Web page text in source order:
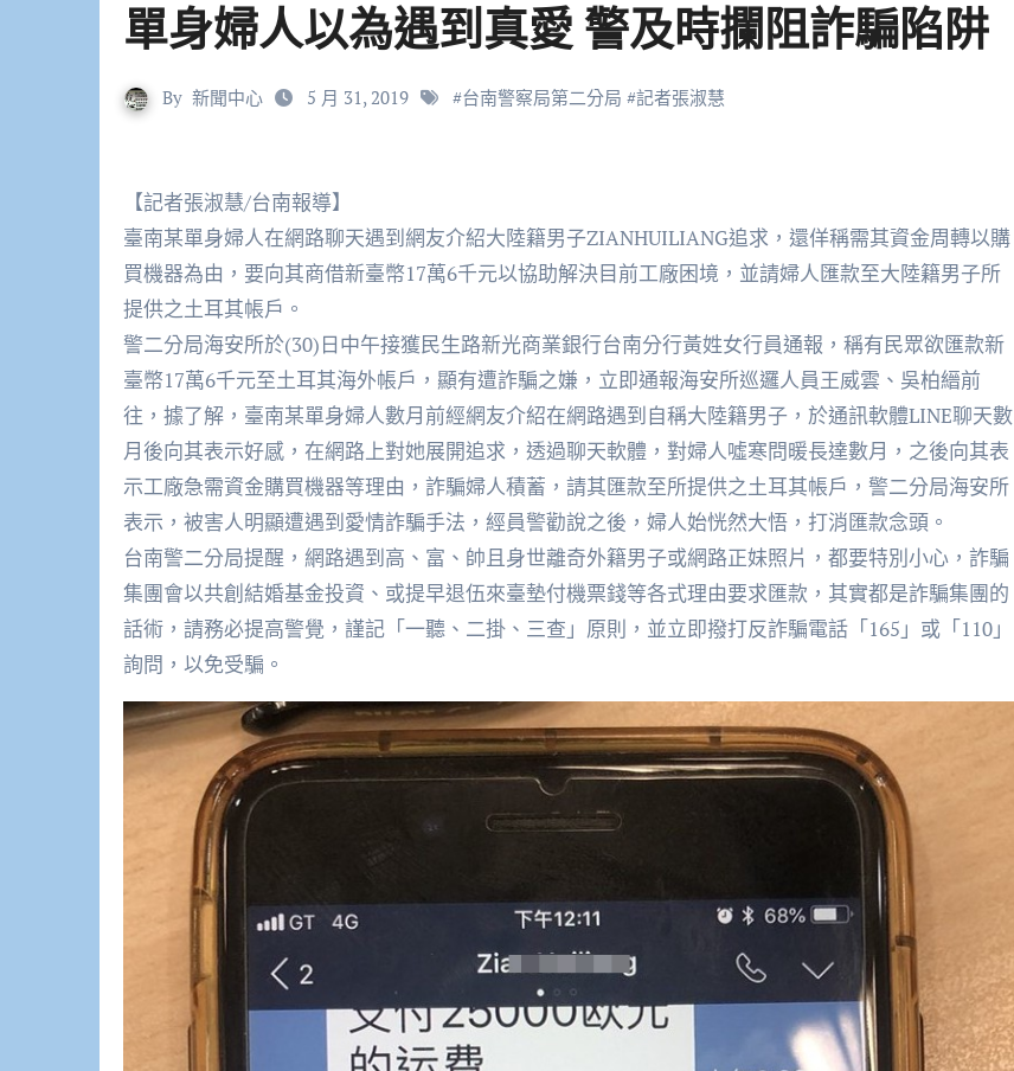
單身婦人以為遇到真愛 警及時攔阻詐騙陷阱
By 新聞中心 5 月 31, 2019 #台南警察局第二分局 #記者張淑慧
【記者張淑慧/台南報導】
臺南某單身婦人在網路聊天遇到網友介紹大陸籍男子ZIANHUILIANG追求，還佯稱需其資金周轉以購
買機器為由，要向其商借新臺幣17萬6千元以協助解決目前工廠困境，並請婦人匯款至大陸籍男子所
提供之土耳其帳戶。
警二分局海安所於(30)日中午接獲民生路新光商業銀行台南分行黃姓女行員通報，稱有民眾欲匯款新
臺幣17萬6千元至土耳其海外帳戶，顯有遭詐騙之嫌，立即通報海安所巡邏人員王威雲、吳柏縉前
往，據了解，臺南某單身婦人數月前經網友介紹在網路遇到自稱大陸籍男子，於通訊軟體LINE聊天數
月後向其表示好感，在網路上對她展開追求，透過聊天軟體，對婦人噓寒問暖長達數月，之後向其表
示工廠急需資金購買機器等理由，詐騙婦人積蓄，請其匯款至所提供之土耳其帳戶，警二分局海安所
表示，被害人明顯遭遇到愛情詐騙手法，經員警勸說之後，婦人始恍然大悟，打消匯款念頭。
台南警二分局提醒，網路遇到高、富、帥且身世離奇外籍男子或網路正妹照片，都要特別小心，詐騙
集團會以共創結婚基金投資、或提早退伍來臺墊付機票錢等各式理由要求匯款，其實都是詐騙集團的
話術，請務必提高警覺，謹記「一聽、二掛、三查」原則，並立即撥打反詐騙電話「165」或「110」
詢問，以免受騙。